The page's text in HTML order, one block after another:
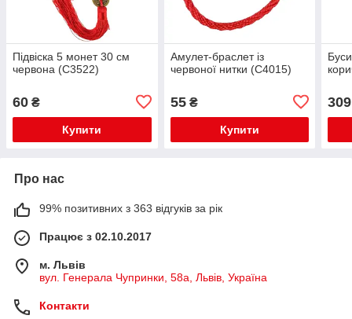
Підвіска 5 монет 30 см
червона (C3522)
60 ₴
Купити
Амулет-браслет із
червоної нитки (C4015)
55₴
Купити
309
Про нас
99% позитивних з 363 відгуків за рік
Працює з 02.10.2017
м. Львів
вул. Генерала Чупринки, 58а, Львів, Україна
Контакти